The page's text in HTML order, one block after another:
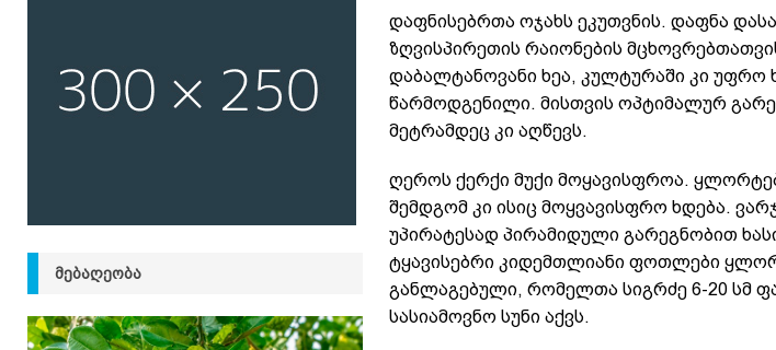
დაფნისებრთა ოჯახს ეკუთვნის. დაფნა
ზღვისპირეთის რაიონების
დაბალტანოვანი ხეა, კულტურაში კი უფრო
წარმოდგენილი. მისთვის ოპტიმალურ
მეტრამდეც კი აღწევს.
ღეროს ქერქი მუქი მოყავისფროა.
შემდგომ კი ისიც მოყვავისფრო ხდება.
უპირატესად პირამიდული გარეგნობით
ტყავისებრი კიდემთლიანი ფოთლები
განლაგებული, რომელთა სიგრძე 6-20 სმ
სასიამოვნო სუნი აქვს.
ᲛᲔᲑᲐᲦᲔᲝᲑᲐ